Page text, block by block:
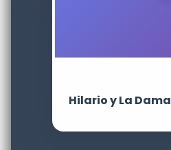
Hilario y La Dama